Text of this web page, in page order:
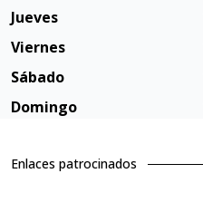
Jueves
Viernes
Sábado
Domingo
Enlaces patrocinados